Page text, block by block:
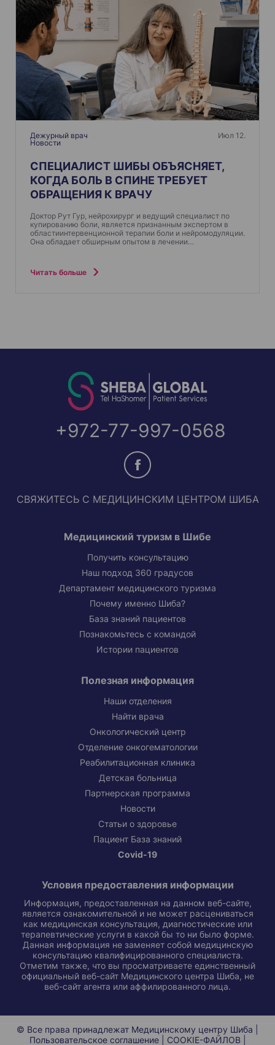
Дежурный врач
Новости
Июл 12.
СПЕЦИАЛИСТ ШИБЫ ОБЪЯСНЯЕТ,
КОГДА БОЛЬ В СПИНЕ ТРЕБУЕТ
ОБРАЩЕНИЯ К ВРАЧУ
Доктор Рут Гур, нейрохирург и ведущий специалист по
купированию боли, является признанным экспертом в
областиинтервенционной терапии боли и нейромодуляции.
Она обладает обширным опытом в лечении…
Читать больше
+972-77-997-0568
СВЯЖИТЕСЬ С МЕДИЦИНСКИМ ЦЕНТРОМ ШИБА
Медицинский туризм в Шибе
Получить консультацию
Наш подход 360 градусов
Департамент медицинского туризма
Почему именно Шиба?
База знаний пациентов
Познакомьтесь с командой
Истории пациентов
Полезная информация
Наши отделения
Найти врача
Онкологический центр
Отделение онкогематологии
Реабилитационная клиника
Детская больница
Партнерская программа
Новости
Статьи о здоровье
Пациент База знаний
Covid-19
Условия предоставления информации
Информация, предоставленная на данном веб-сайте,
является ознакомительной и не может расцениваться
как медицинская консультация, диагностические или
терапевтические услуги в какой бы то ни было форме.
Данная информация не заменяет собой медицинскую
консультацию квалифицированного специалиста.
Отметим также, что вы просматриваете единственный
официальный веб-сайт Медицинского центра Шиба, не
веб-сайт агента или аффилированного лица.
© Все права принадлежат Медицинскому центру Шиба |
Пользовательское соглашение| COOKIE-ФАЙЛОВ|